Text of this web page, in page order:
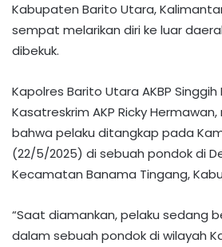
Kabupaten Barito Utara,
sempat melarikan diri ke luar
dibekuk.
Kapolres Barito Utara AKBP
Kasatreskrim AKP Ricky
bahwa pelaku ditangkap pada
(22/5/2025) di sebuah pondok di
Kecamatan Banama Tingang,
“Saat diamankan, pelaku sedang
dalam sebuah pondok di wilayah